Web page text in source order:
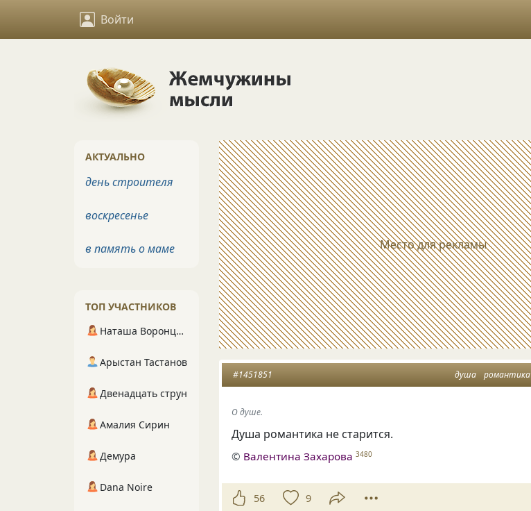
Войти
Место для рекламы
душа романтика
#1451851
О душе.
Душа романтика не старится.
© Валентина Захарова 3480
56 9
АКТУАЛЬНО
день строителя
воскресенье
в память о маме
ТОП УЧАСТНИКОВ
Наташа Воронцова
Арыстан Тастанов
Двенадцать струн
Амалия Сирин
Демура
Dana Noire